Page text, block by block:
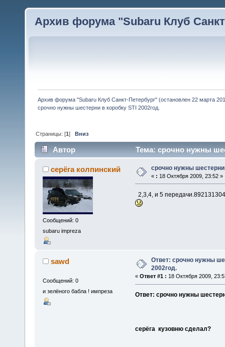
Архив форума "Subaru Клуб
Архив форума "Subaru Клуб Санкт-Петербург" (остановлен 22 марта
срочно нужны шестерни в коробку STI 2002год.
Страницы: [1]Вниз
Автор Тема: срочно нужны
серёга колпинский
Сообщений: 0
subaru impreza
срочно нужны шестерни
« : 18 Октября 2009, 23:52 »
2,3,4, и 5
sawd
Сообщений: 0
и зелёного бабла ! импреза
Ответ: срочно нужны
2002год.
« Ответ #1 : 18 Октября 2009,
Ответ: срочно нужны
серёга кузовню сделал?